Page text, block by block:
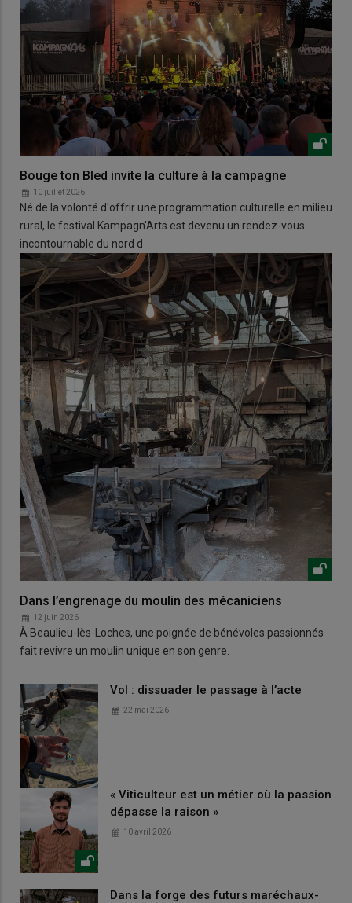
Bouge ton Bled invite la culture à la campagne
10 juillet 2026
Né de la volonté d'offrir une programmation culturelle en milieu
rural, le festival Kampagn'Arts est devenu un rendez-vous
incontournable du nord d
Dans l’engrenage du moulin des mécaniciens
12 juin 2026
À Beaulieu-lès-Loches, une poignée de bénévoles passionnés
fait revivre un moulin unique en son genre.
Vol : dissuader le passage à l’acte
22 mai 2026
« Viticulteur est un métier où la passion
dépasse la raison »
10 avril 2026
Dans la forge des futurs maréchaux-